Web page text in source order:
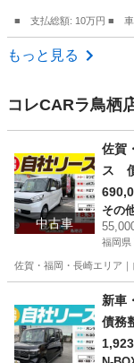
■ 支払総額: 10万円 ■
大分 大分市
もっと見る
コレCARラ鳥栖
中古車
佐賀
ス
ビシ
その
福岡県
佐賀・福岡・長崎エリア
そ
新車
債務
-